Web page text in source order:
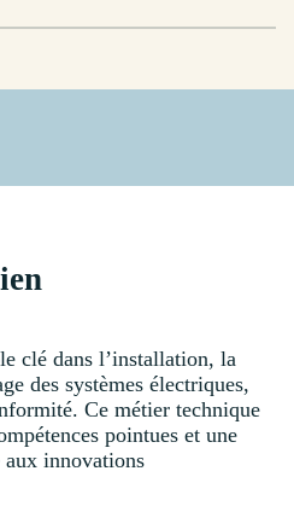
clé dans l’installation, la
des systèmes électriques,
Ce métier technique
pointues et une
aux innovations